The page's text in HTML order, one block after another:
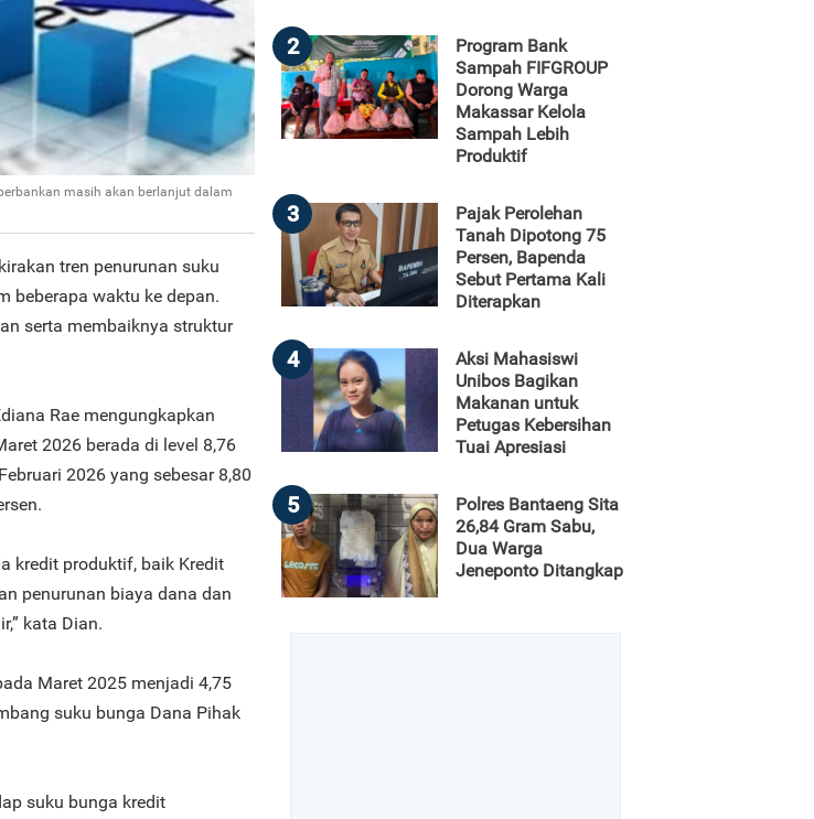
masih akan berlanjut dalam
tren penurunan suku
beberapa waktu ke depan.
serta membaiknya struktur
Rae mengungkapkan
2026 berada di level 8,76
2026 yang sebesar 8,80
kredit produktif, baik Kredit
penurunan biaya dana dan
kata Dian.
Maret 2025 menjadi 4,75
suku bunga Dana Pihak
suku bunga kredit
2
Program Bank
Sampah FIFGROUP
Dorong Warga
Makassar Kelola
Sampah Lebih
Produktif
3
Pajak Perolehan
Tanah Dipotong 75
Persen, Bapenda
Sebut Pertama Kali
Diterapkan
4
Aksi Mahasiswi
Unibos Bagikan
Makanan untuk
Petugas Kebersihan
Tuai Apresiasi
5
Polres Bantaeng Sita
26,84 Gram Sabu,
Dua Warga
Jeneponto Ditangkap